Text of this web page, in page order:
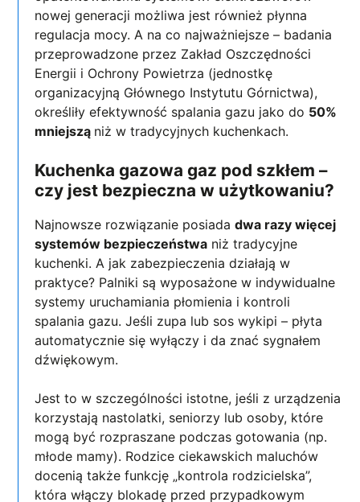
nowej generacji możliwa jest również płynna
regulacja mocy. A na co najważniejsze – badania
przeprowadzone przez Zakład Oszczędności
Energii i Ochrony Powietrza (jednostkę
organizacyjną Głównego Instytutu Górnictwa),
określiły efektywność spalania gazu jako do 50%
mniejszą niż w tradycyjnych kuchenkach.
Kuchenka gazowa gaz pod szkłem –
czy jest bezpieczna w użytkowaniu?
Najnowsze rozwiązanie posiadadwa razy więcej
systemów bezpieczeństwa niż tradycyjne
kuchenki. A jak zabezpieczenia działają w
praktyce? Palniki są wyposażone w indywidualne
systemy uruchamiania płomienia i kontroli
spalania gazu. Jeśli zupa lub sos wykipi – płyta
automatycznie się wyłączy i da znać sygnałem
dźwiękowym.
Jest to w szczególności istotne, jeśli z urządzenia
korzystają nastolatki, seniorzy lub osoby, które
mogą być rozpraszane podczas gotowania (np.
młode mamy). Rodzice ciekawskich maluchów
docenią także funkcję „kontrola rodzicielska”,
która włączy blokadę przed przypadkowym